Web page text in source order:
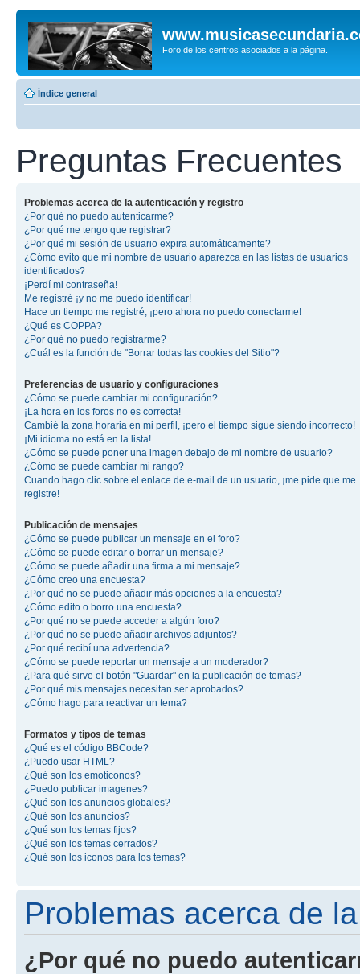
Foro de los centros asociados a la página.
Índice general
Preguntas Frecuentes
Problemas acerca de la autenticación y registro
¿Por qué no puedo autenticarme?
¿Por qué me tengo que registrar?
¿Por qué mi sesión de usuario expira automáticamente?
¿Cómo evito que mi nombre de usuario aparezca en las listas de usuarios
identificados?
¡Perdí mi contraseña!
Me registré ¡y no me puedo identificar!
Hace un tiempo me registré, ¡pero ahora no puedo conectarme!
¿Qué es COPPA?
¿Por qué no puedo registrarme?
¿Cuál es la función de "Borrar todas las cookies del Sitio"?
Preferencias de usuario y configuraciones
¿Cómo se puede cambiar mi configuración?
¡La hora en los foros no es correcta!
Cambié la zona horaria en mi perfil, ¡pero el tiempo sigue siendo incorrecto!
¡Mi idioma no está en la lista!
¿Cómo se puede poner una imagen debajo de mi nombre de usuario?
¿Cómo se puede cambiar mi rango?
Cuando hago clic sobre el enlace de e-mail de un usuario, ¡me pide que me
registre!
Publicación de mensajes
¿Cómo se puede publicar un mensaje en el foro?
¿Cómo se puede editar o borrar un mensaje?
¿Cómo se puede añadir una firma a mi mensaje?
¿Cómo creo una encuesta?
¿Por qué no se puede añadir más opciones a la encuesta?
¿Cómo edito o borro una encuesta?
¿Por qué no se puede acceder a algún foro?
¿Por qué no se puede añadir archivos adjuntos?
¿Por qué recibí una advertencia?
¿Cómo se puede reportar un mensaje a un moderador?
¿Para qué sirve el botón "Guardar" en la publicación de temas?
¿Por qué mis mensajes necesitan ser aprobados?
¿Cómo hago para reactivar un tema?
Formatos y tipos de temas
¿Qué es el código BBCode?
¿Puedo usar HTML?
¿Qué son los emoticonos?
¿Puedo publicar imagenes?
¿Qué son los anuncios globales?
¿Qué son los anuncios?
¿Qué son los temas fijos?
¿Qué son los temas cerrados?
¿Qué son los iconos para los temas?
Problemas acerca de
¿Por qué no puedo